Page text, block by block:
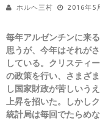
ホルヘ三村 2016年5
毎年アルゼンチンに来
思うが、今年はそれが
している。クリスティ
の政策を行い、さまざ
し国家財政が苦しいう
上昇を招いた。しかし
統計局は毎回でたらめ